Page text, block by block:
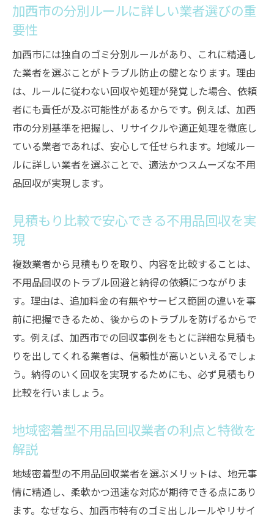
加西市の分別ルールに詳しい業者選びの重
要性
加西市には独自のゴミ分別ルールがあり、これに精通し
た業者を選ぶことがトラブル防止の鍵となります。理由
は、ルールに従わない回収や処理が発覚した場合、依頼
者にも責任が及ぶ可能性があるからです。例えば、加西
市の分別基準を把握し、リサイクルや適正処理を徹底し
ている業者であれば、安心して任せられます。地域ルー
ルに詳しい業者を選ぶことで、適法かつスムーズな不用
品回収が実現します。
見積もり比較で安心できる不用品回収を実
現
複数業者から見積もりを取り、内容を比較することは、
不用品回収のトラブル回避と納得の依頼につながりま
す。理由は、追加料金の有無やサービス範囲の違いを事
前に把握できるため、後からのトラブルを防げるからで
す。例えば、加西市での回収事例をもとに詳細な見積も
りを出してくれる業者は、信頼性が高いといえるでしょ
う。納得のいく回収を実現するためにも、必ず見積もり
比較を行いましょう。
地域密着型不用品回収業者の利点と特徴を
解説
地域密着型の不用品回収業者を選ぶメリットは、地元事
情に精通し、柔軟かつ迅速な対応が期待できる点にあり
ます。なぜなら、加西市特有のゴミ出しルールやリサイ